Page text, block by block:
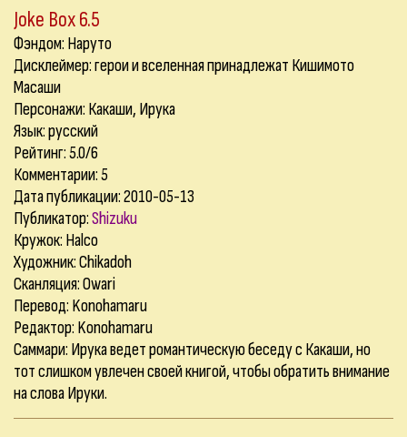
Joke Box 6.5
Фэндом: Наруто
Дисклеймер: герои и вселенная принадлежат Кишимото
Масаши
Персонажи: Какаши, Ирука
Язык: русский
Рейтинг: 5.0/6
Комментарии:5
Дата публикации: 2010-05-13
Публикатор:Shizuku
Кружок: Halco
Художник: Chikadoh
Сканляция: Owari
Перевод: Konohamaru
Редактор: Konohamaru
Саммари: Ирука ведет романтическую беседу с Какаши, но
тот слишком увлечен своей книгой, чтобы обратить внимание
на слова Ируки.